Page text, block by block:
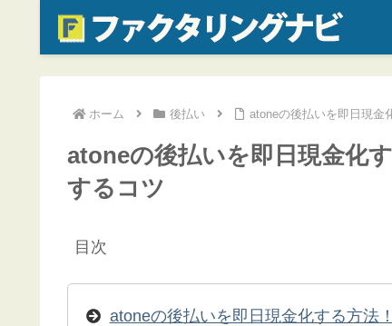
ホーム 後払い atoneの後払いを即日現金
atoneの後払いを即日現金化
するコツ
目次
atoneの後払いを即日現金化する方法